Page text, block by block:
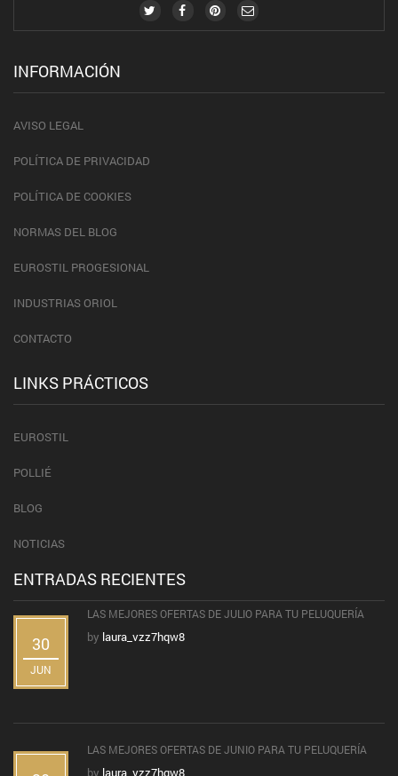
INFORMACIÓN
AVISO LEGAL
POLÍTICA DE PRIVACIDAD
POLÍTICA DE COOKIES
NORMAS DEL BLOG
EUROSTIL PROGESIONAL
INDUSTRIAS ORIOL
CONTACTO
LINKS PRÁCTICOS
EUROSTIL
POLLIÉ
BLOG
NOTICIAS
ENTRADAS RECIENTES
30
JUN
LAS MEJORES OFERTAS DE JULIO PARA TU PELUQUERÍA
by laura_vzz7hqw8
LAS MEJORES OFERTAS DE JUNIO PARA TU PELUQUERÍA
by laura_vzz7hqw8